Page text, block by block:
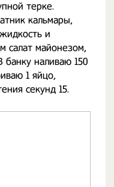
терке.
кальмары,
и
салат майонезом,
банку наливаю 150
1 яйцо,
секунд 15.